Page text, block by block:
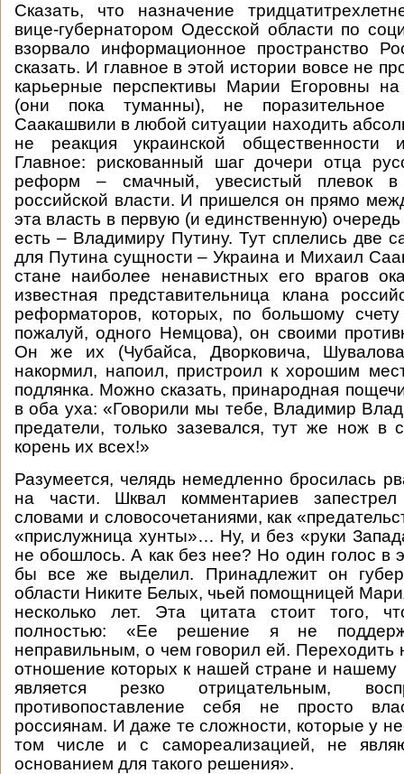
Сказать, что назначение
вице-губернатором Одесской области по
взорвало информационное пространство
сказать. И главное в этой истории вовсе не
карьерные перспективы Марии Егоровны
(они пока туманны), не поразительное
Саакашвили в любой ситуации находить
не реакция украинской общественности
Главное: рискованный шаг дочери отца
реформ – смачный, увесистый плевок
российской власти. И пришелся он прямо
эта власть в первую (и единственную)
есть – Владимиру Путину. Тут сплелись две
для Путина сущности – Украина и Михаил
стане наиболее ненавистных его врагов
известная представительница клана
реформаторов, которых, по большому
пожалуй, одного Немцова), он своими
Он же их (Чубайса, Дворковича,
накормил, напоил, пристроил к хорошим
подлянка. Можно сказать, принародная
в оба уха: «Говорили мы тебе, Владимир
предатели, только зазевался, тут же нож в
корень их всех!»
Разумеется, челядь немедленно бросилась
на части. Шквал комментариев
словами и словосочетаниями, как
«прислужница хунты»… Ну, и без «руки
не обошлось. А как без нее? Но один голос в
бы все же выделил. Принадлежит он
области Никите Белых, чьей помощницей
несколько лет. Эта цитата стоит того,
полностью: «Ее решение я не
неправильным, о чем говорил ей. Переходить
отношение которых к нашей стране и нашему
является резко отрицательным,
противопоставление себя не просто
россиянам. И даже те сложности, которые у
том числе и с самореализацией, не
основанием для такого решения».